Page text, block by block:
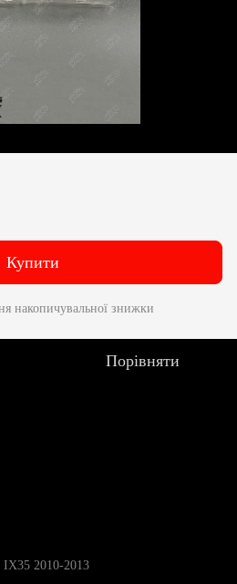
Купити
накопичувальної знижки
Порівняти
IX35 2010-2013